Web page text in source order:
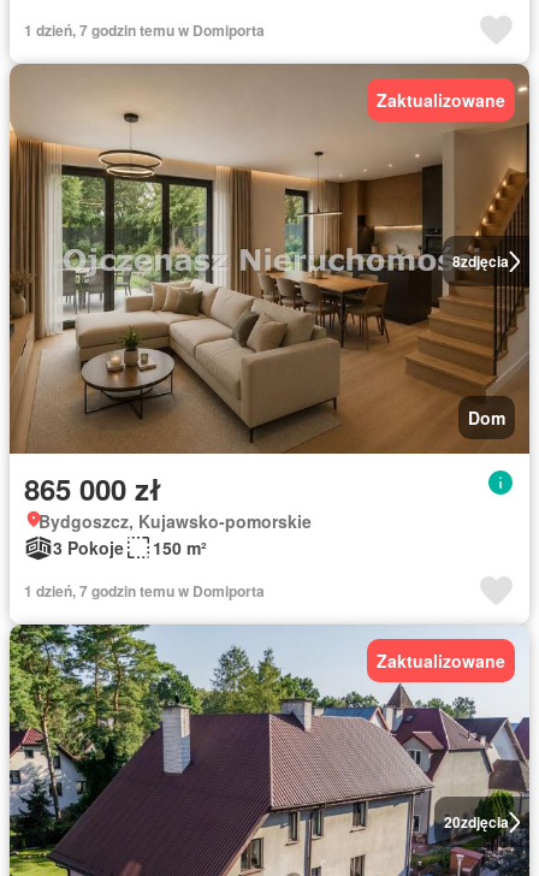
1 dzień, 7 godzin temu w Domiporta
8zdjęcia
Zaktualizowane
Dom
865 000 zł
Bydgoszcz, Kujawsko-pomorskie
3 Pokoje
150 m²
1 dzień, 7 godzin temu w Domiporta
20zdjęcia
Zaktualizowane